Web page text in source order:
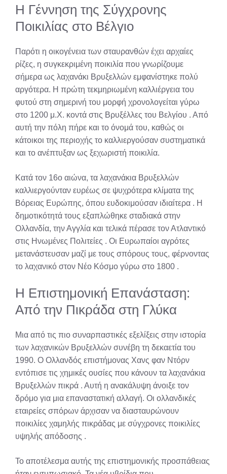
Η Γέννηση της Σύγχρονης
Ποικιλίας στο Βέλγιο
Παρότι η οικογένεια των σταυρανθών έχει αρχαίες
ρίζες, η συγκεκριμένη ποικιλία που γνωρίζουμε
σήμερα ως λαχανάκι Βρυξελλών εμφανίστηκε πολύ
αργότερα. Η πρώτη τεκμηριωμένη καλλιέργεια του
φυτού στη σημερινή του μορφή χρονολογείται γύρω
στο 1200 μ.Χ. κοντά στις Βρυξέλλες του Βελγίου . Από
αυτή την πόλη πήρε και το όνομά του, καθώς οι
κάτοικοι της περιοχής το καλλιεργούσαν συστηματικά
και το ανέπτυξαν ως ξεχωριστή ποικιλία.
Κατά τον 16ο αιώνα, τα λαχανάκια Βρυξελλών
καλλιεργούνταν ευρέως σε ψυχρότερα κλίματα της
Βόρειας Ευρώπης, όπου ευδοκιμούσαν ιδιαίτερα . Η
δημοτικότητά τους εξαπλώθηκε σταδιακά στην
Ολλανδία, την Αγγλία και τελικά πέρασε τον Ατλαντικό
στις Ηνωμένες Πολιτείες . Οι Ευρωπαίοι αγρότες
μετανάστευσαν μαζί με τους σπόρους τους, φέρνοντας
το λαχανικό στον Νέο Κόσμο γύρω στο 1800 .
Η Επιστημονική Επανάσταση:
Από την Πικράδα στη Γλύκα
Μια από τις πιο συναρπαστικές εξελίξεις στην ιστορία
των λαχανικών Βρυξελλών συνέβη τη δεκαετία του
1990. Ο Ολλανδός επιστήμονας Χανς φαν Ντόρν
εντόπισε τις χημικές ουσίες που κάνουν τα λαχανάκια
Βρυξελλών πικρά . Αυτή η ανακάλυψη άνοιξε τον
δρόμο για μια επαναστατική αλλαγή. Οι ολλανδικές
εταιρείες σπόρων άρχισαν να διασταυρώνουν
ποικιλίες χαμηλής πικράδας με σύγχρονες ποικιλίες
υψηλής απόδοσης .
Το αποτέλεσμα αυτής της επιστημονικής προσπάθειας